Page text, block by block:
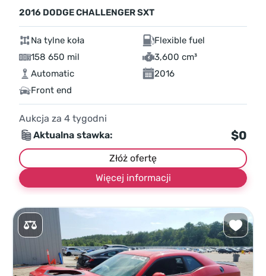
2016 DODGE CHALLENGER SXT
Na tylne koła
Flexible fuel
158 650 mil
3,600 cm³
Automatic
2016
Front end
Aukcja za 4 tygodni
Aktualna stawka:
$0
Złóż ofertę
Więcej informacji